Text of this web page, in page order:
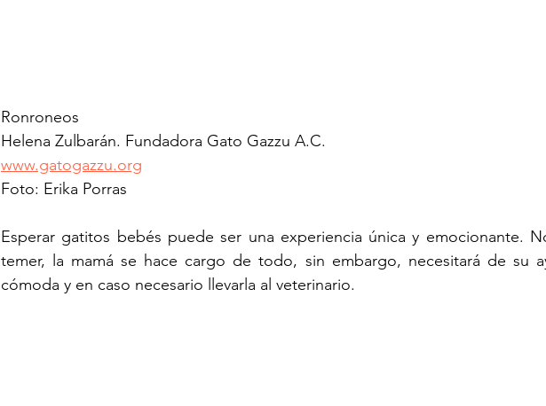
Ronroneos
Helena Zulbarán. Fundadora Gato Gazzu A.C.
www.gatogazzu.org
Foto: Erika Porras
Esperar gatitos bebés puede ser una experiencia única y emocionante.
temer, la mamá se hace cargo de todo, sin embargo, necesitará de su
cómoda y en caso necesario llevarla al veterinario.